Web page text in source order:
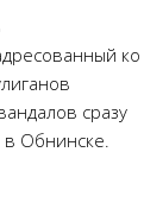
ко
сразу
в Обнинске.